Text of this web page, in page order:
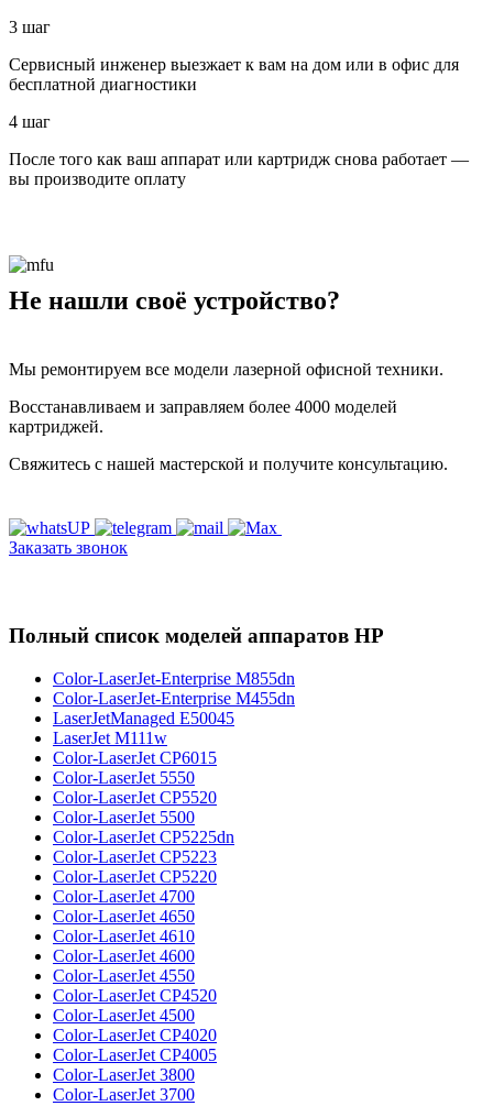
3 шаг
Сервисный инженер выезжает к вам на дом или в офис для
бесплатной диагностики
4 шаг
После того как ваш аппарат или картридж снова работает —
вы производите оплату
Не нашли своё устройство?
Мы ремонтируем все модели лазерной офисной техники.
Восстанавливаем и заправляем более 4000 моделей
картриджей.
Свяжитесь с нашей мастерской и получите консультацию.
Заказать звонок
Полный список моделей аппаратов HP
Color-LaserJet-Enterprise M855dn
Color-LaserJet-Enterprise M455dn
LaserJetManaged E50045
LaserJet M111w
Color-LaserJet CP6015
Color-LaserJet 5550
Color-LaserJet CP5520
Color-LaserJet 5500
Color-LaserJet CP5225dn
Color-LaserJet CP5223
Color-LaserJet CP5220
Color-LaserJet 4700
Color-LaserJet 4650
Color-LaserJet 4610
Color-LaserJet 4600
Color-LaserJet 4550
Color-LaserJet CP4520
Color-LaserJet 4500
Color-LaserJet CP4020
Color-LaserJet CP4005
Color-LaserJet 3800
Color-LaserJet 3700